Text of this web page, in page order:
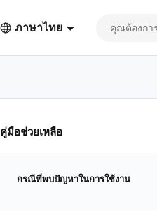
ภาษาไทย
คู่มือช่วยเหลือ
กรณีที่พบปัญหาในการใช้งาน